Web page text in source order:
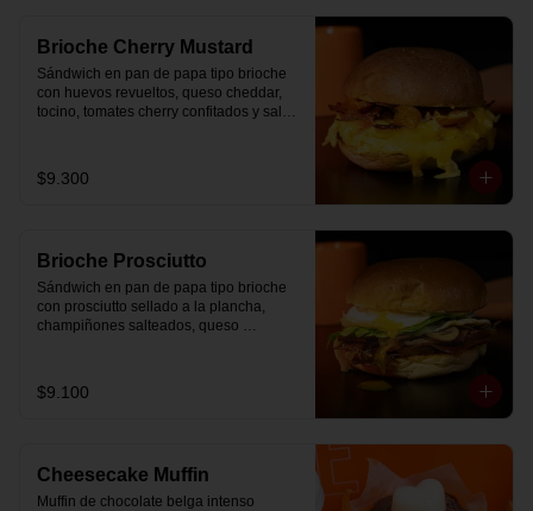
Brioche Cherry Mustard
Sándwich en pan de papa tipo brioche
con huevos revueltos, queso cheddar,
tocino, tomates cherry confitados y salsa
$9.300
Brioche Prosciutto
Sándwich en pan de papa tipo brioche
con prosciutto sellado a la plancha,
champiñones salteados, queso
$9.100
Cheesecake Muffin
Muffin de chocolate belga intenso